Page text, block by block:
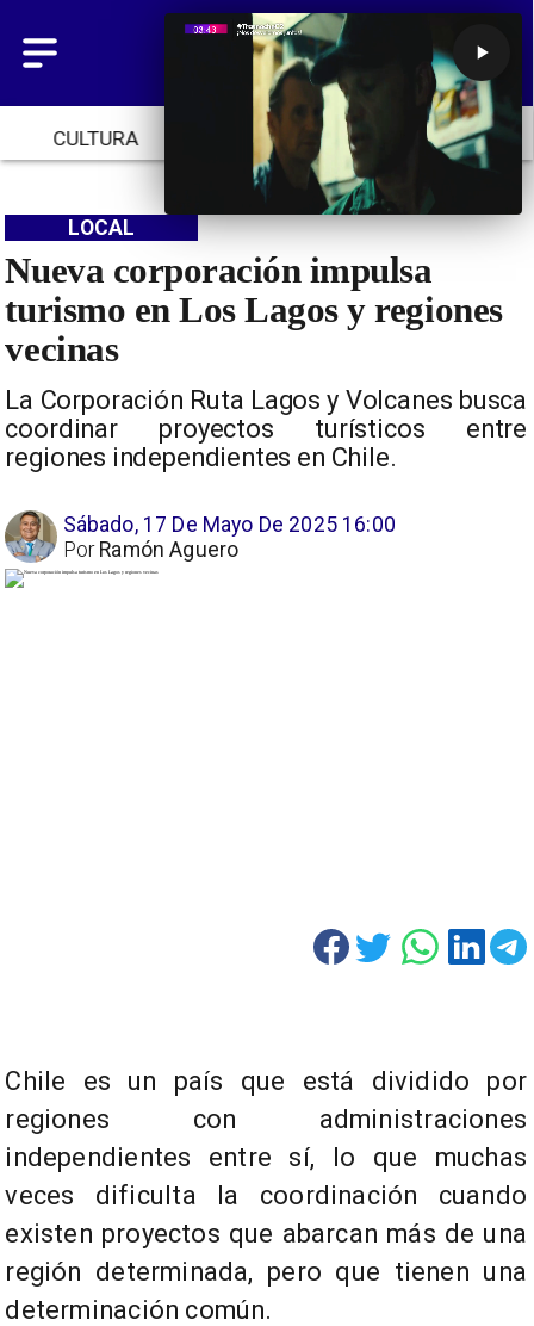
CULTURA TENDENCIAS INICIO
Nueva corporación impulsa
turismo en Los Lagos y regiones
vecinas
La Corporación Ruta Lagos y Volcanes busca
coordinar proyectos turísticos entre
regiones independientes en Chile.
LOCAL
Sábado, 17 De Mayo De 2025 16:00
Ramón Aguero
Por
Chile es un país que está dividido por
regiones con administraciones
independientes entre sí, lo que muchas
veces dificulta la coordinación cuando
existen proyectos que abarcan más de una
región determinada, pero que tienen una
determinación común.